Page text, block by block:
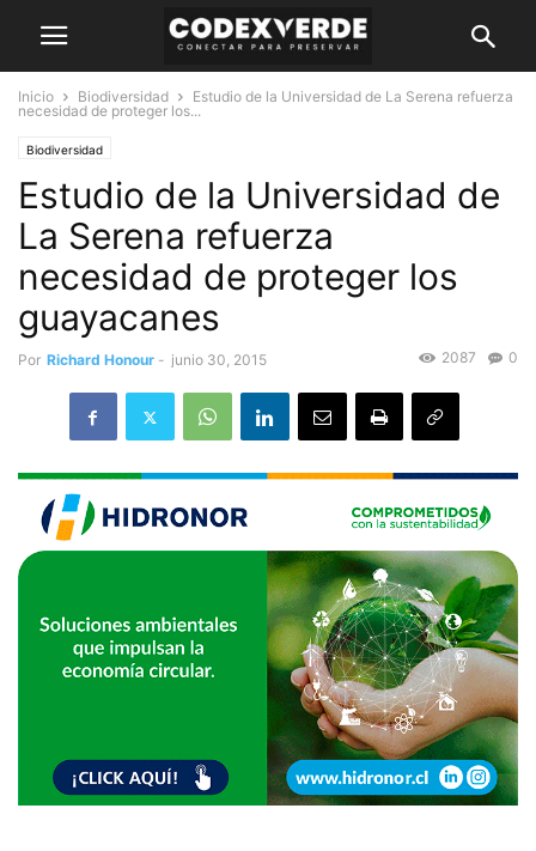
Inicio Biodiversidad
Estudio de la Universidad de La Serena refuerza
necesidad de proteger los...
Biodiversidad
Estudio de la Universidad de
La Serena refuerza
necesidad de proteger los
guayacanes
Por Richard Honour - junio 30, 2015 0
2087